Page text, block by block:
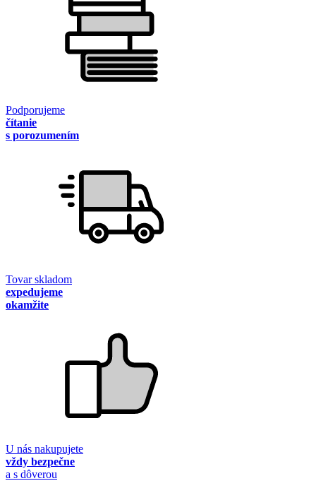
Podporujeme
čítanie
s porozumením
Tovar skladom
expedujeme
okamžite
U nás nakupujete
vždy bezpečne
a s dôverou